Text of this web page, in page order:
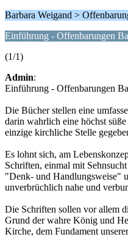
Barbara Weigand >
Einführung - Offenbarungen
(1/1)
Admin:
Einführung - Offenbarungen
Die Bücher stellen eine
darin wahrlich eine höchst
einzige kirchliche Stelle
Es lohnt sich, am
Schriften, einmal mit
"Denk- und Handlungsweise"
unverbrüchlich nahe und
Die Schriften sollen vor allem
Grund der wahre König und
Kirche, dem Fundament